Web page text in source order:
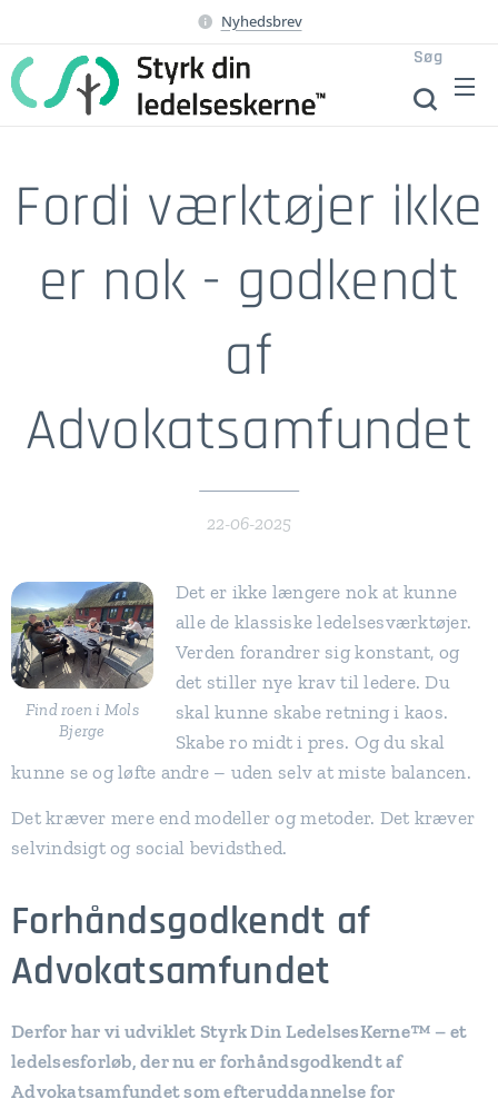
Nyhedsbrev
Søg
Fordi værktøjer ikke
er nok - godkendt
af
Advokatsamfundet
22-06-2025
Find roen i Mols
Bjerge
Det er ikke længere nok at kunne
alle de klassiske ledelsesværktøjer.
Verden forandrer sig konstant, og
det stiller nye krav til ledere. Du
skal kunne skabe retning i kaos.
Skabe ro midt i pres. Og du skal
kunne se og løfte andre – uden selv at miste balancen.
Det kræver mere end modeller og metoder. Det kræver
selvindsigt og social bevidsthed.
Forhåndsgodkendt af
Advokatsamfundet
Derfor har vi udviklet Styrk Din LedelsesKerne™ – et
ledelsesforløb, der nu er forhåndsgodkendt af
Advokatsamfundet som efteruddannelse for